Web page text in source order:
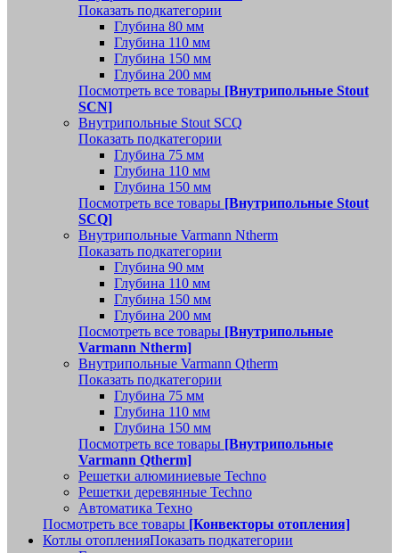
Показать подкатегории
Глубина 80 мм
Глубина 110 мм
Глубина 150 мм
Глубина 200 мм
Посмотреть все товары [Внутрипольные Stout
SCN]
Внутрипольные Stout SCQ
Показать подкатегории
Глубина 75 мм
Глубина 110 мм
Глубина 150 мм
Посмотреть все товары [Внутрипольные Stout
SCQ]
Внутрипольные Varmann Ntherm
Показать подкатегории
Глубина 90 мм
Глубина 110 мм
Глубина 150 мм
Глубина 200 мм
Посмотреть все товары [Внутрипольные
Varmann Ntherm]
Внутрипольные Varmann Qtherm
Показать подкатегории
Глубина 75 мм
Глубина 110 мм
Глубина 150 мм
Посмотреть все товары [Внутрипольные
Varmann Qtherm]
Решетки алюминиевые Techno
Решетки деревянные Techno
Автоматика Техно
Посмотреть все товары [Конвекторы отопления]
Котлы отопленияПоказать подкатегории